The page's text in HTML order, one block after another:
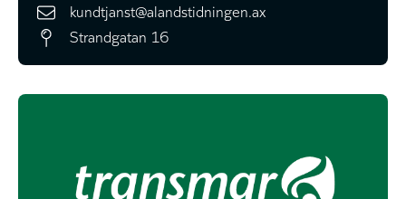
kundtjanst@alandstidningen.ax
Strandgatan 16